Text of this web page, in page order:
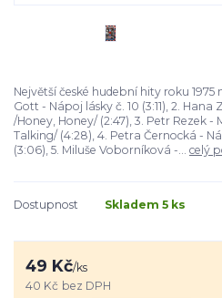
Největší české hudební hity roku 1975
Gott - Nápoj lásky č. 10 (3:11), 2.
/Honey, Honey/ (2:47), 3. Petr Rezek
Talking/ (4:28), 4. Petra Černocká -
(3:06), 5. Miluše Voborníková -... celý
Dostupnost Skladem 5 ks
49 Kč/ks
40 Kč bez DPH